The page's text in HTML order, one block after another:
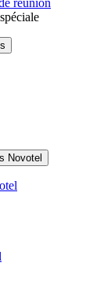
réunion
Novotel